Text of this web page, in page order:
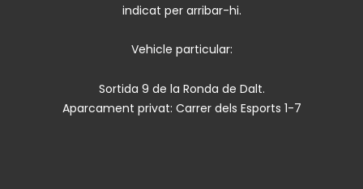
indicat per arribar-hi.
Vehicle particular:
Sortida 9 de la Ronda de Dalt.
Aparcament privat: Carrer dels Esports 1-7